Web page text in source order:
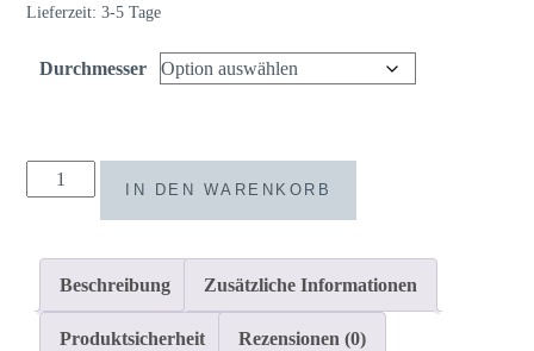
Lieferzeit:3-5 Tage
Durchmesser
Namenschild
Durchmesser
IN DEN WARENKORB
Beschreibung Zusätzliche Informationen
Produktsicherheit Rezensionen (0)